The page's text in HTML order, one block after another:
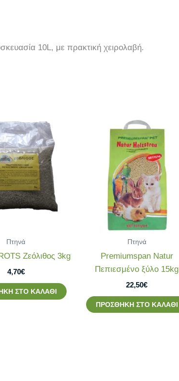
10L, με πρακτική χειρολαβή.
Πτηνά
Ζεόλιθος 3kg
4,70€
ΣΤΟ ΚΑΛΆΘΙ
Πτηνά
Premiumspan Natur
Πεπιεσμένο ξύλο 15kg
22,50€
ΠΡΟΣΘΉΚΗ ΣΤΟ ΚΑΛΆΘΙ